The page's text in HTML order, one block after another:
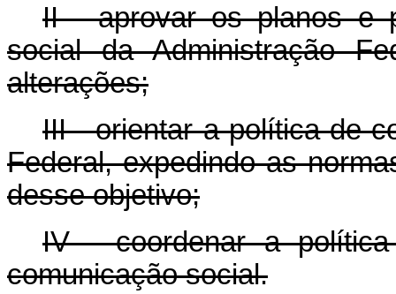
II - aprovar os planos e
social da Administração
alterações;
III - orientar a política de
Federal, expedindo as
desse objetivo;
IV - coordenar a
comunicação social.